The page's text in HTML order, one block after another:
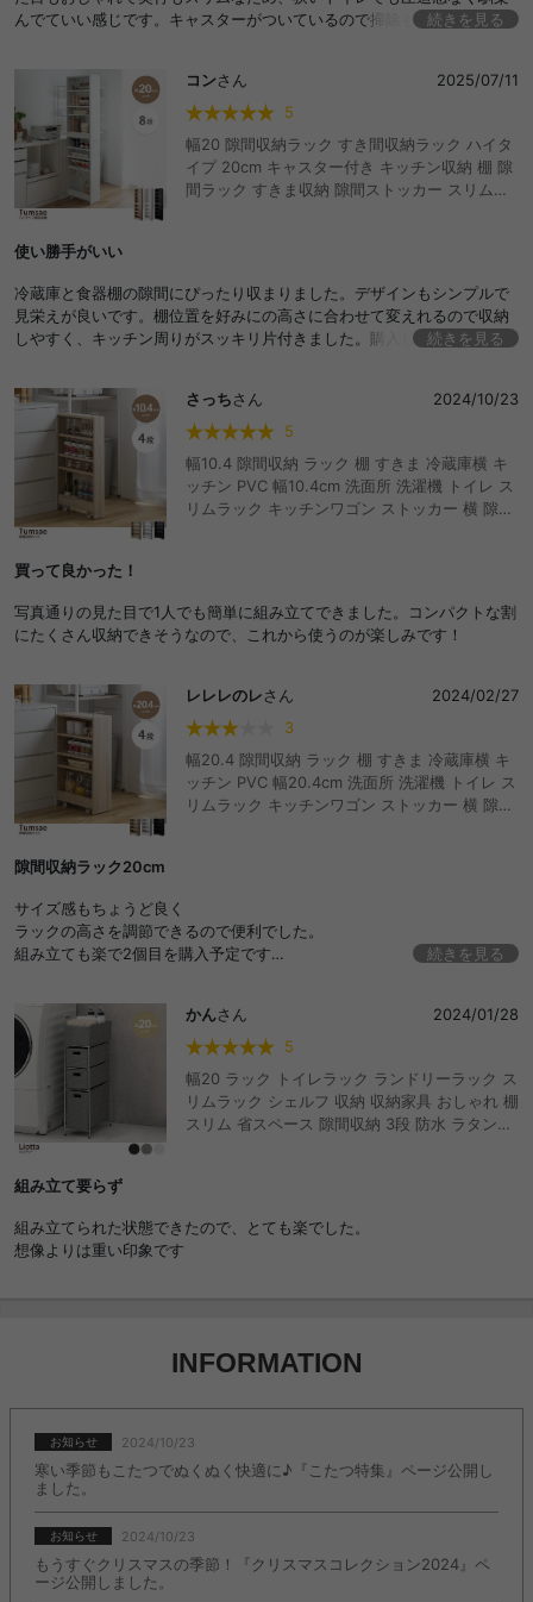
おすすめ 安い
んでていい感じです。キャスターがついているので掃除もしやすくて助
続きを見る
コンさん
2025/07/11
5
幅20 隙間収納ラック すき間収納ラック ハイタ
イプ 20cm キャスター付き キッチン収納 棚 隙
間ラック すきま収納 隙間ストッカー スリムラ
使い勝手がいい
冷蔵庫と食器棚の隙間にぴったり収まりました。デザインもシンプルで
見栄えが良いです。棚位置を好みにの高さに合わせて変えれるので収納
しやすく、キッチン周りがスッキリ片付きました。購入してよかったで
続きを見る
さっちさん
2024/10/23
5
幅10.4 隙間収納 ラック 棚 すきま 冷蔵庫横 キ
ッチン PVC 幅10.4cm 洗面所 洗濯機 トイレ ス
リムラック キッチンワゴン ストッカー 横 隙間
買って良かった！
写真通りの見た目で1人でも簡単に組み立てできました。コンパクトな割
にたくさん収納できそうなので、これから使うのが楽しみです！
レレレのレさん
2024/02/27
3
幅20.4 隙間収納 ラック 棚 すきま 冷蔵庫横 キ
ッチン PVC 幅20.4cm 洗面所 洗濯機 トイレ ス
リムラック キッチンワゴン ストッカー 横 隙間
隙間収納ラック20cm
サイズ感もちょうど良く
ラックの高さを調節できるので便利でした。
組み立ても楽で2個目を購入予定です
続きを見る
かんさん
2024/01/28
5
幅20 ラック トイレラック ランドリーラック ス
リムラック シェルフ 収納 収納家具 おしゃれ 棚
スリム 省スペース 隙間収納 3段 防水 ラタン調
組み立て要らず
組み立てられた状態できたので、とても楽でした。
想像よりは重い印象です
INFORMATION
お知らせ 2024/10/23
寒い季節もこたつでぬくぬく快適に♪『こたつ特集』ページ公開し
ました。
お知らせ 2024/10/23
もうすぐクリスマスの季節！『クリスマスコレクション2024』ペ
ージ公開しました。